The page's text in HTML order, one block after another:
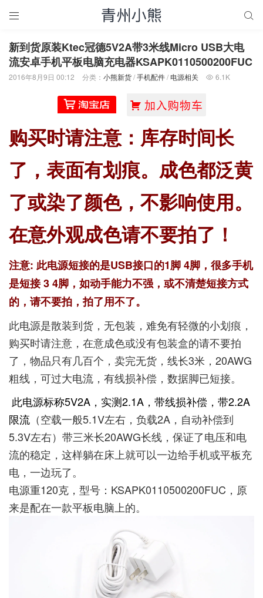
 
新到货原装Ktec冠德5V2A带3米线Micro USB大电
流安卓手机平板电脑充电器KSAPK0110500200FUC
2016年8月9日 00:12 分类： 小熊新货/手机配件/ 电源相关  6.1K
购买时请注意：库存时间长
了，表面有划痕。成色都泛黄
了或染了颜色，不影响使用。
在意外观成色请不要拍了！
注意: 此电源短接的是USB接口的1脚 4脚，很多手机
是短接 3 4脚，如动手能力不强，或不清楚短接方式
的，请不要拍，拍了用不了。
此电源是散装到货，无包装，难免有轻微的小划痕，
购买时请注意，在意成色或没有包装盒的请不要拍
了，物品只有几百个，卖完无货，线长3米，20AWG
粗线，可过大电流，有线损补偿，数据脚已短接。
此电源标称5V2A，实测2.1A，带线损补偿，带2.2A
限流 （空载一般5.1V左右，负载2A，自动补偿到
5.3V左右）带三米长20AWG长线，保证了电压和电
流的稳定，这样躺在床上就可以一边给手机或平板充
电，一边玩了。
电源重120克，型号：KSAPK0110500200FUC，原
来是配在一款平板电脑上的。